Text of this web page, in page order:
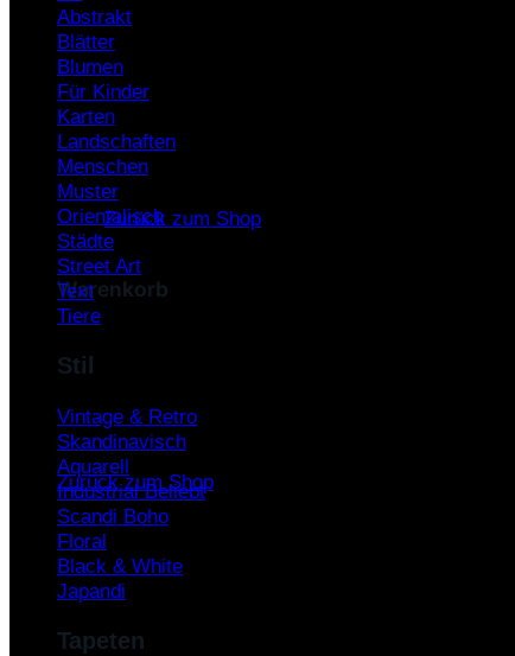
Warenkorb /
Es befinden sich keine Produkte im Warenkorb.
Zurück zum Shop
Warenkorb
Es befinden sich keine Produkte im Warenkorb.
Zurück zum Shop
Abstrakt
Blätter
Blumen
Für Kinder
Karten
Landschaften
Menschen
Muster
Orientalisch
Städte
Street Art
Text
Tiere
Stil
Vintage & Retro
Skandinavisch
Aquarell
Industrial
Scandi Boho
Floral
Black & White
Japandi
Tapeten